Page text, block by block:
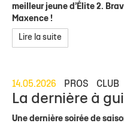
meilleur jeune d’Élite 2.
Maxence !
Lire la suite
14.05.2026 PROS CLUB
La dernière à
Une dernière soirée de